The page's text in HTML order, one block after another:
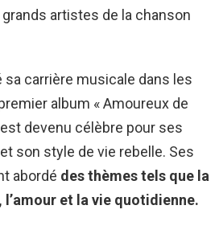
artistes de la chanson
sa carrière musicale dans les
album « Amoureux de
devenu célèbre pour ses
son style de vie rebelle. Ses
abordé des thèmes tels que la
et la vie quotidienne.